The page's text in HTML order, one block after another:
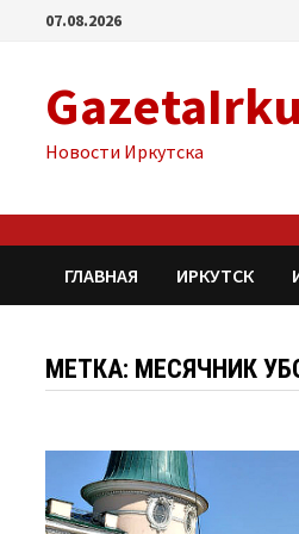
Перейти07.08.2026
Новости Иркутска
ГЛАВНАЯ ИРКУТСК
МЕТКА: МЕСЯЧНИК